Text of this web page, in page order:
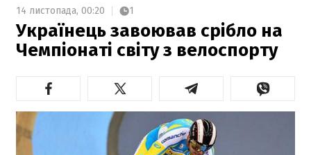
14 листопада, 00:20 1
Українець завоював срібло на
Чемпіонаті світу з велоспорту